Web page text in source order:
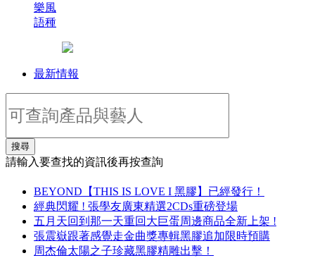
樂風
語種
最新情報
搜尋
請輸入要查找的資訊後再按查詢
BEYOND【THIS IS LOVE I 黑膠】已經發行！
經典閃耀 ! 張學友廣東精選2CDs重磅登場
五月天回到那一天重回大巨蛋周邊商品全新上架 !
張震嶽跟著感覺走金曲獎專輯黑膠追加限時預購
周杰倫太陽之子珍藏黑膠精雕出擊！